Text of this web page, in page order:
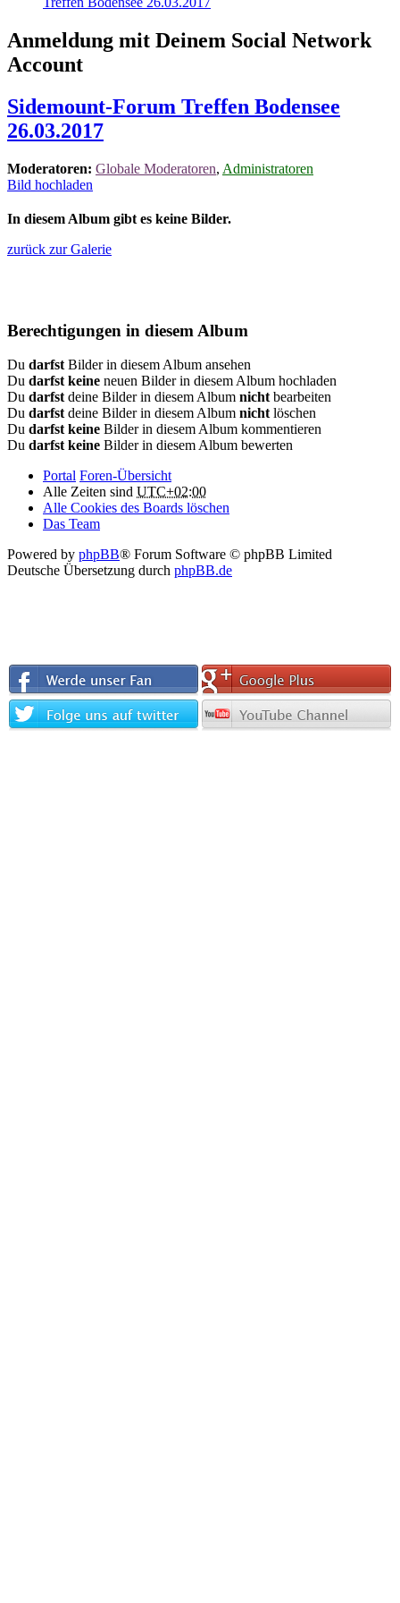
Anmeldung mit Deinem Social Network
Account
Sidemount-Forum Treffen Bodensee
26.03.2017
Moderatoren: Globale Moderatoren, Administratoren
Bild hochladen
In diesem Album gibt es keine Bilder.
zurück zur Galerie
Berechtigungen in diesem Album
Du darfstBilder in diesem Album ansehen
Du darfst keine neuen Bilder in diesem Album hochladen
Du darfstdeine Bilder in diesem Album nichtbearbeiten
Du darfstdeine Bilder in diesem Album nichtlöschen
Du darfst keine Bilder in diesem Album kommentieren
Du darfst keine Bilder in diesem Album bewerten
Portal Foren-Übersicht
Alle Zeiten sind UTC+02:00
Alle Cookies des Boards löschen
Das Team
Powered by phpBB® Forum Software © phpBB Limited
Deutsche Übersetzung durch phpBB.de